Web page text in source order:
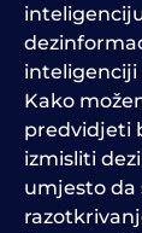
inteligenciji
Kako
predvidjeti
izmisliti
umjesto da